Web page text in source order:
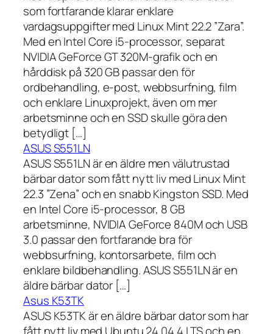
som fortfarande klarar enklare
vardagsuppgifter med Linux Mint 22.2 ”Zara”.
Med en Intel Core i5-processor, separat
NVIDIA GeForce GT 320M-grafik och en
hårddisk på 320 GB passar den för
ordbehandling, e-post, webbsurfning, film
och enklare Linuxprojekt, även om mer
arbetsminne och en SSD skulle göra den
betydligt […]
ASUS S551LN
ASUS S551LN är en äldre men välutrustad
bärbar dator som fått nytt liv med Linux Mint
22.3 ”Zena” och en snabb Kingston SSD. Med
en Intel Core i5-processor, 8 GB
arbetsminne, NVIDIA GeForce 840M och USB
3.0 passar den fortfarande bra för
webbsurfning, kontorsarbete, film och
enklare bildbehandling. ASUS S551LN är en
äldre bärbar dator […]
Asus K53TK
ASUS K53TK är en äldre bärbar dator som har
fått nytt liv med Ubuntu 24.04.4 LTS och en